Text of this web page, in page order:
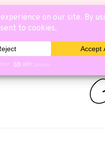
CATEGORIEËN